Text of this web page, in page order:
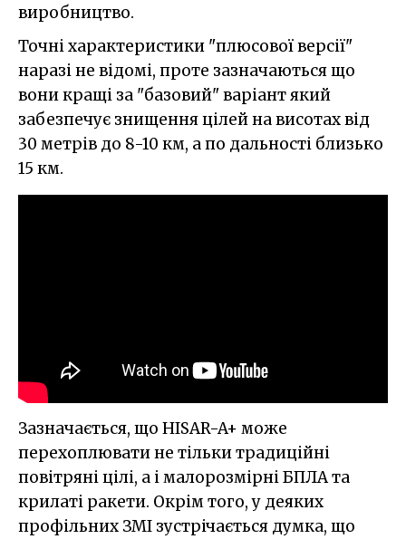
виробництво.
Точні характеристики "плюсової версії"
наразі не відомі, проте зазначаються що
вони кращі за "базовий" варіант який
забезпечує знищення цілей на висотах від
30 метрів до 8-10 км, а по дальності близько
15 км.
Зазначається, що HISAR-A+ може
перехоплювати не тільки традиційні
повітряні цілі, а і малорозмірні БПЛА та
крилаті ракети. Окрім того, у деяких
профільних ЗМІ зустрічається думка, що